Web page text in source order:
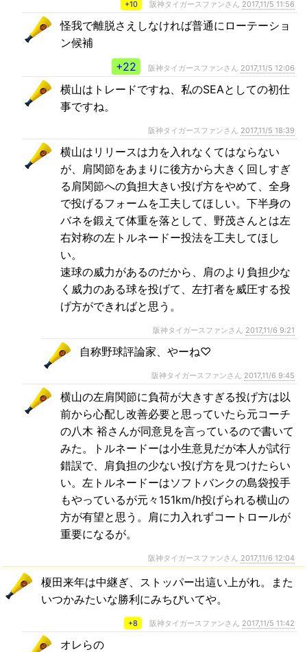
+10 阪神タイガースファンさん 2017,11/5 11:56
怪我で離脱さえしなければ普通にローテーショ
ン候補
+22
阪神タイガースファンさん 2017,11/5 12:06
横山はトレードですね、私のSEAとしての初仕
事ですね。
阪神タイガースファンさん 2017,11/5 18:39
横山はリリースは力を入れなくてはならない
が、肩関節をあまりに後方から大きく回しすぎ
る肩関節への負担大きい投げ方をやめて、全身
で投げるフォームを工夫してほしい。下半身の
バネを鍛えて体重を落として、野茂さんとは左
右対称の左トルネードー投法を工夫してほし
い。
速球の威力があるのだから、肩のより負担少な
く威力のある球を投げて、左打者を威圧する投
げ方ができればと思う。
阪神タイガースファンさん 2017,11/6 9:21
自称野球評論家、やーね♡
阪神タイガースファンさん 2017,11/6 9:45
横山の左肩関節に負荷が大きすぎる投げ方は以
前から心配し改善必要と思っていたら元コーチ
の八木 裕さんが同意見を言っているので書いて
みた。トルネードーは小生意見だが本人が試行
錯誤で、肩負担の少ない投げ方を見つけたらい
い。左トルネードーはソフトバンクの島袋投手
もやっているが元々151km/h投げられる横山の
方が有望と思う。肩に力入れずコートロールが
重要になるが。
阪神タイガースファンさん 2017,11/6 12:04
榎田来年は中継ぎ、ストッパー出這い上がれ。また
いつかみたいな勝利にみちびいてや。
+8 阪神タイガースファンさん 2017,11/5 11:42
オレらの